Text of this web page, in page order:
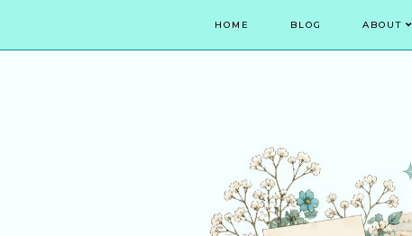
HOME BLOG ABOUT